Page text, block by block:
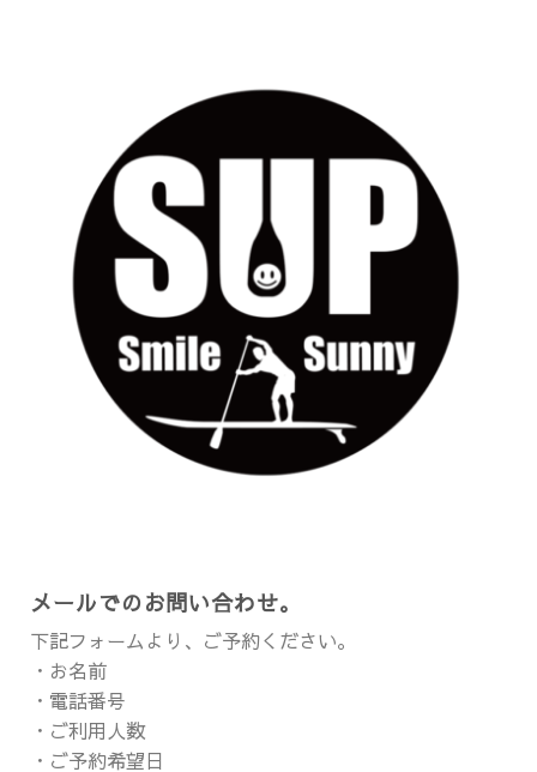
メールでのお問い合わせ。
下記フォームより、ご予約ください。
・お名前
・電話番号
・ご利用人数
・ご予約希望日